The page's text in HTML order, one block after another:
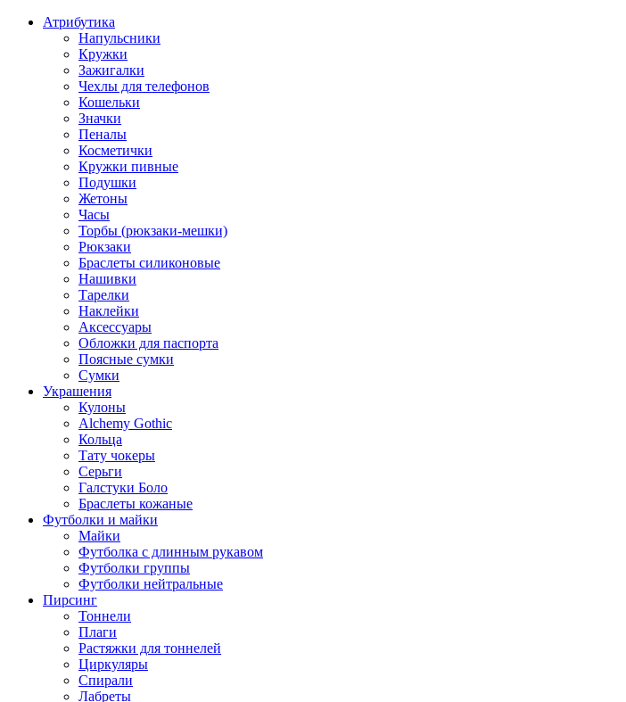
Атрибутика
Напульсники
Кружки
Зажигалки
Чехлы для телефонов
Кошельки
Значки
Пеналы
Косметички
Кружки пивные
Подушки
Жетоны
Часы
Торбы (рюкзаки-мешки)
Рюкзаки
Браслеты силиконовые
Нашивки
Тарелки
Наклейки
Аксессуары
Обложки для паспорта
Поясные сумки
Сумки
Украшения
Кулоны
Alchemy Gothic
Кольца
Тату чокеры
Серьги
Галстуки Боло
Браслеты кожаные
Футболки и майки
Майки
Футболка с длинным рукавом
Футболки группы
Футболки нейтральные
Пирсинг
Тоннели
Плаги
Растяжки для тоннелей
Циркуляры
Спирали
Лабреты